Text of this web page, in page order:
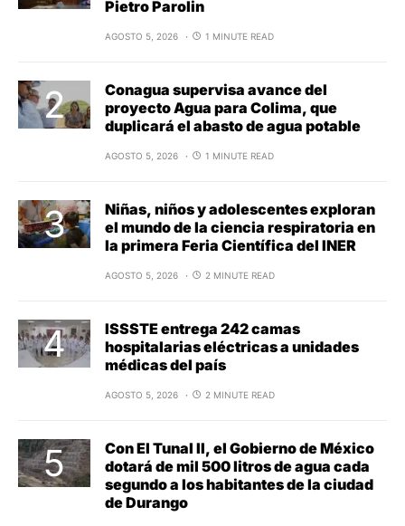
Pietro Parolin
AGOSTO 5, 2026 1 MINUTE READ
Conagua supervisa avance del
proyecto Agua para Colima, que
duplicará el abasto de agua potable
AGOSTO 5, 2026 1 MINUTE READ
Niñas, niños y adolescentes exploran
el mundo de la ciencia respiratoria en
la primera Feria Científica del INER
AGOSTO 5, 2026 2 MINUTE READ
ISSSTE entrega 242 camas
hospitalarias eléctricas a unidades
médicas del país
AGOSTO 5, 2026 2 MINUTE READ
Con El Tunal II, el Gobierno de México
dotará de mil 500 litros de agua cada
segundo a los habitantes de la ciudad
de Durango